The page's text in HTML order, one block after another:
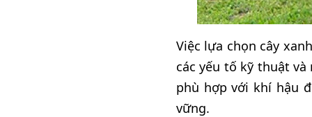
Việc lựa chọn cây
các yếu tố kỹ thuật
phù hợp với khí hậu
vững.